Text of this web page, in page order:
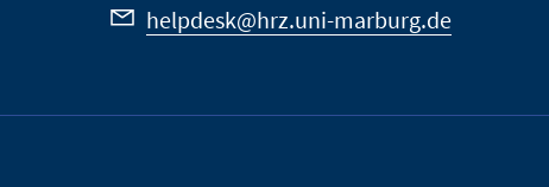
helpdesk@hrz.uni-marburg.de